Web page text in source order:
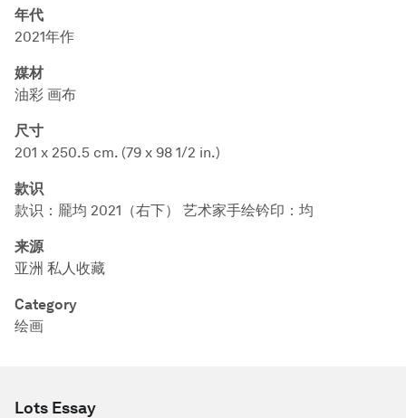
年代
2021年作
媒材
油彩 画布
尺寸
201 x 250.5 cm. (79 x 98 1/2 in.)
款识
款识：龎均 2021（右下） 艺术家手绘钤印：均
来源
亚洲 私人收藏
Category
绘画
Lots Essay